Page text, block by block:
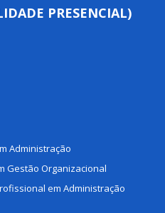
PRESENCIAL)
Administração
Gestão Organizacional
em Administração